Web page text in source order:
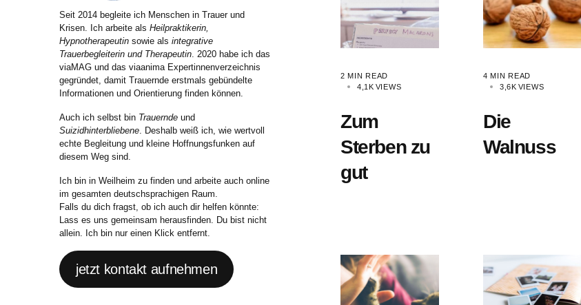
2 MIN READ
4,1K VIEWS
Zum
Sterben zu
gut
4 MIN READ
3,6K VIEWS
Die
Walnuss
Seit 2014 begleite ich Menschen in Trauer und
Krisen. Ich arbeite als Heilpraktikerin,
Hypnotherapeutin sowie als integrative
Trauerbegleiterin und Therapeutin. 2020 habe ich das
viaMAG und das viaanima Expertinnenverzeichnis
gegründet, damit Trauernde erstmals gebündelte
Informationen und Orientierung finden können.
Auch ich selbst bin Trauernde und
Suizidhinterbliebene. Deshalb weiß ich, wie wertvoll
echte Begleitung und kleine Hoffnungsfunken auf
diesem Weg sind.
Ich bin in Weilheim zu finden und arbeite auch online
im gesamten deutschsprachigen Raum.
Falls du dich fragst, ob ich auch dir helfen könnte:
Lass es uns gemeinsam herausfinden. Du bist nicht
allein. Ich bin nur einen Klick entfernt.
jetzt kontakt aufnehmen